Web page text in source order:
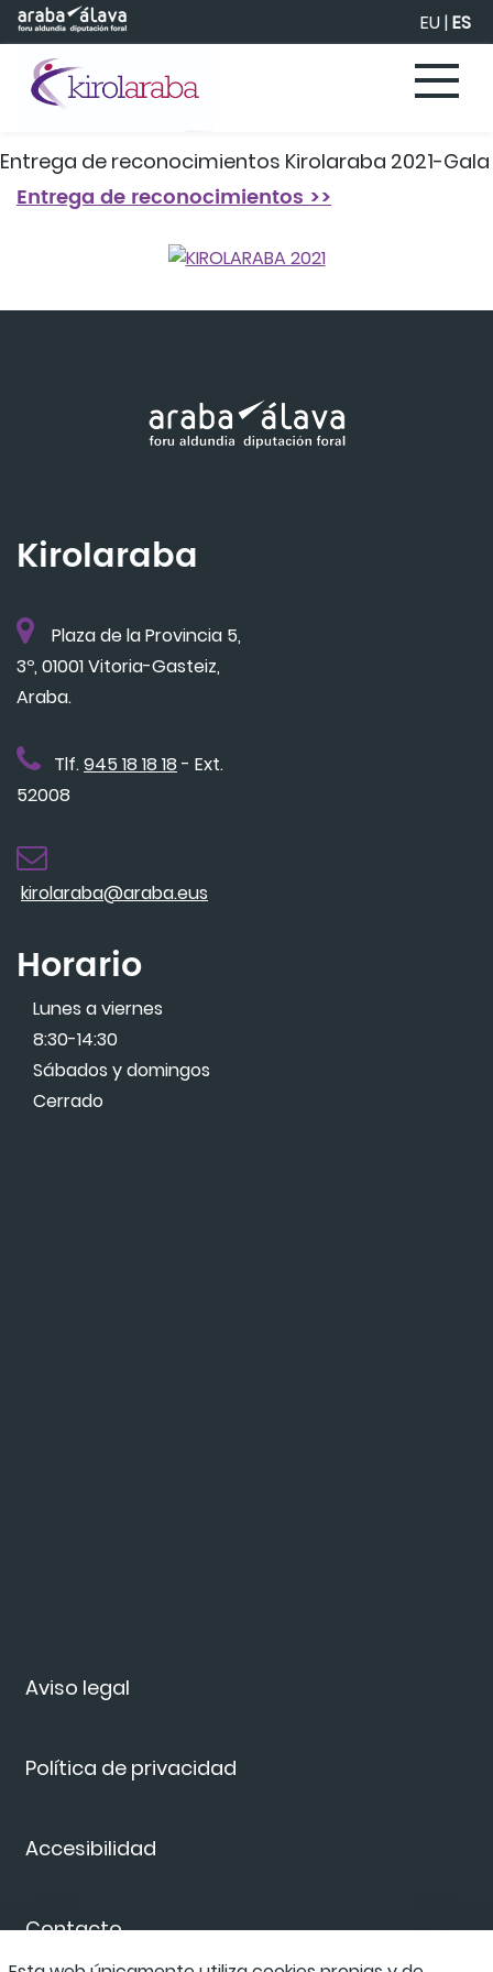
Saltar al contenido principal EU|ES
Entrega de reconocimientos Kirolaraba 2021-Gala
Entrega de reconocimientos >>
Aviso legal
Política de privacidad
Accesibilidad
Contacto
Kirolaraba
Plaza de la Provincia 5,
3º, 01001 Vitoria-Gasteiz,
Araba.
Tlf.945 18 18 18 - Ext.
52008
kirolaraba@araba.eus
Horario
Lunes a viernes
8:30-14:30
Sábados y domingos
Cerrado